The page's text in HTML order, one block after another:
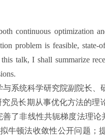
continuous optimization
problem is feasible, state-
talk, I shall summarize
系统科学研究院副院长、
员长期从事优化方法的理
了非线性共轭梯度法理论
牛顿法收敛性公开问题；